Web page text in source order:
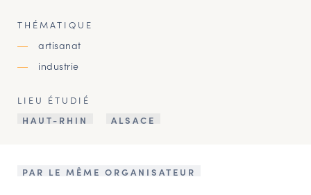
THÉMATIQUE
artisanat
industrie
LIEU ÉTUDIÉ
HAUT-RHIN
ALSACE
PAR LE MÊME ORGANISATEUR